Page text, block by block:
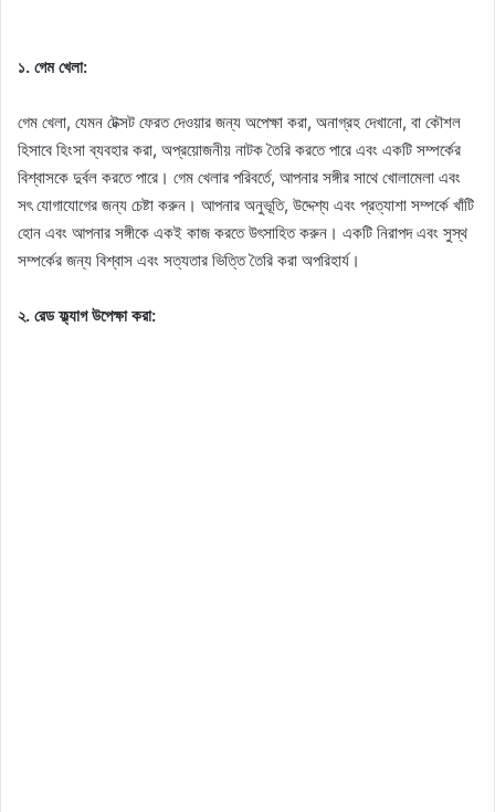
১. গেম খেলা:
গেম খেলা, যেমন টেক্সট ফেরত দেওয়ার জন্য অপেক্ষা করা, অনাগ্রহ দেখানো, বা কৌশল
হিসাবে হিংসা ব্যবহার করা, অপ্রয়োজনীয় নাটক তৈরি করতে পারে এবং একটি সম্পর্কের
বিশ্বাসকে দুর্বল করতে পারে। গেম খেলার পরিবর্তে, আপনার সঙ্গীর সাথে খোলামেলা এবং
সৎ যোগাযোগের জন্য চেষ্টা করুন। আপনার অনুভূতি, উদ্দেশ্য এবং প্রত্যাশা সম্পর্কে খাঁটি
হোন এবং আপনার সঙ্গীকে একই কাজ করতে উৎসাহিত করুন। একটি নিরাপদ এবং সুস্থ
সম্পর্কের জন্য বিশ্বাস এবং সত্যতার ভিত্তি তৈরি করা অপরিহার্য।
২. রেড ফ্ল্যাগ উপেক্ষা করা: